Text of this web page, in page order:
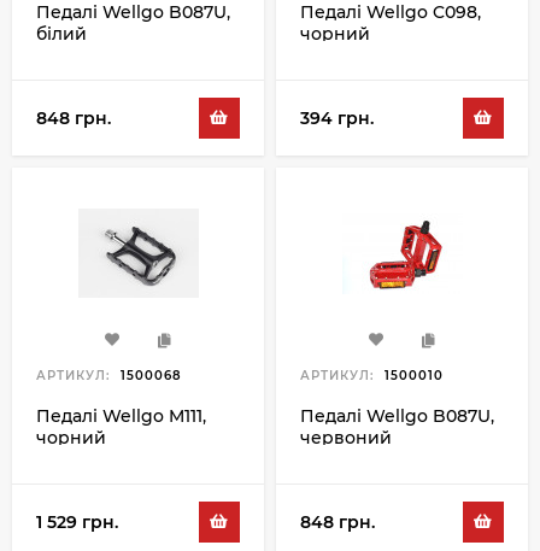
Педалі Wellgo B087U,
білий
848 грн.
Педалі Wellgo C098,
чорний
394 грн.
АРТИКУЛ: 1500068
Педалі Wellgo M111,
чорний
1 529 грн.
АРТИКУЛ: 1500010
Педалі Wellgo B087U,
червоний
848 грн.